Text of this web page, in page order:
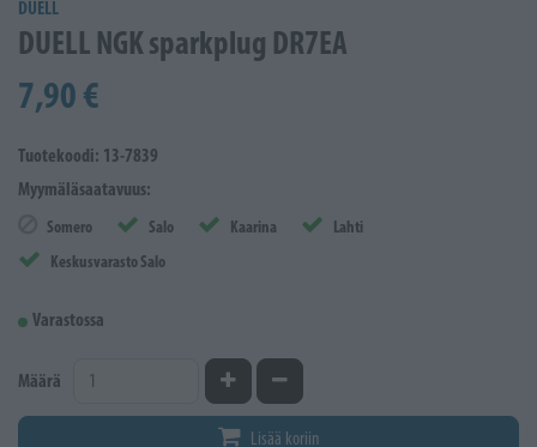
DUELL
DUELL NGK sparkplug DR7EA
7,90 €
Tuotekoodi: 13-7839
Myymäläsaatavuus:
Somero Salo Kaarina
Lahti
Keskusvarasto Salo
Varastossa
Määrä Kasvata määrääVähennä määrää
Lisää koriin